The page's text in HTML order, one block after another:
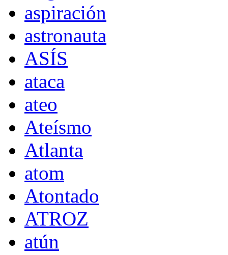
aspiración
astronauta
ASÍS
ataca
ateo
Ateísmo
Atlanta
atom
Atontado
ATROZ
atún